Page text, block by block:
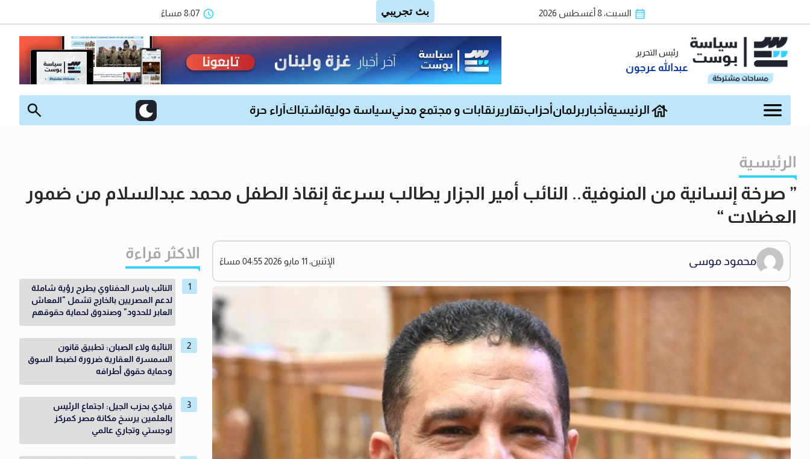
السبت، 8 أغسطس 2026 8:07 مساءً
رئيس التحرير
عبدالله عرجون
الرئيسية أخبار برلمان أحزابتقارير نقابات و مجتمع مدنيسياسة دولية اشتباك آراء حرة
الرئيسية
” صرخة إنسانية من المنوفية.. النائب أمير الجزار يطالب بسرعة إنقاذ الطفل محمد عبدالسلام من ضمور
العضلات “
محمود موسى الإثنين، 11 مايو 2026 04:55 مساءً الاكثر قراءة
النائب ياسر الحفناوي يطرح رؤية شاملة
لدعم المصريين بالخارج تشمل "المعاش
العابر للحدود" وصندوق لحماية حقوقهم
النائبة ولاء الصبان: تطبيق قانون
السمسرة العقارية ضرورة لضبط السوق
وحماية حقوق أطرافه
قيادي بحزب الجيل: اجتماع الرئيس
بالعلمين يرسخ مكانة مصر كمركز
لوجستي وتجاري عالمي